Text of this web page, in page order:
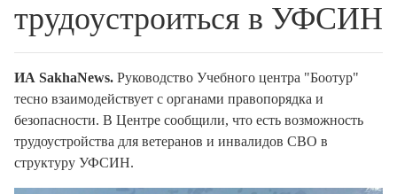
трудоустроиться в УФСИН
ИА SakhaNews. Руководство Учебного центра "Боотур"
тесно взаимодействует с органами правопорядка и
безопасности. В Центре сообщили, что есть возможность
трудоустройства для ветеранов и инвалидов СВО в
структуру УФСИН.